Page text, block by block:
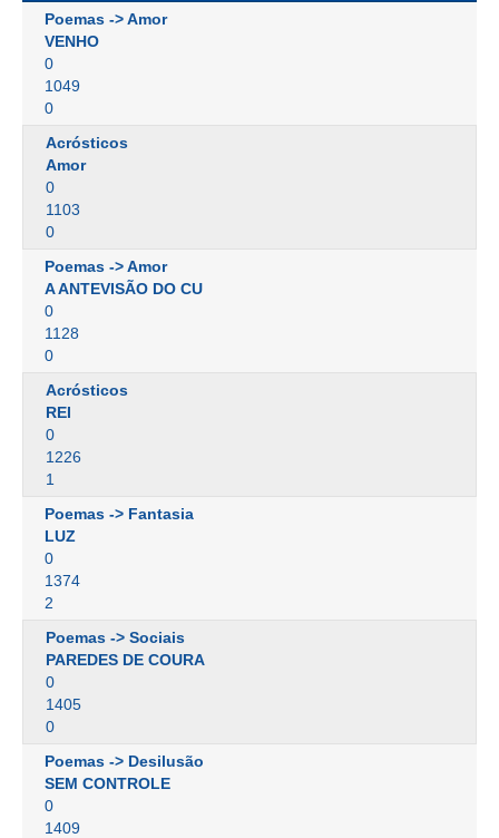
Poemas -> Amor
VENHO
0
1049
0
Acrósticos
Amor
0
1103
0
Poemas -> Amor
A ANTEVISÃO DO CU
0
1128
0
Acrósticos
REI
0
1226
1
Poemas -> Fantasia
LUZ
0
1374
2
Poemas -> Sociais
PAREDES DE COURA
0
1405
0
Poemas -> Desilusão
SEM CONTROLE
0
1409